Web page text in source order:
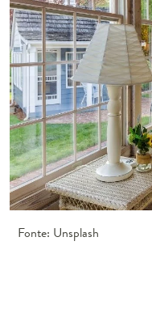
Fonte: Unsplash